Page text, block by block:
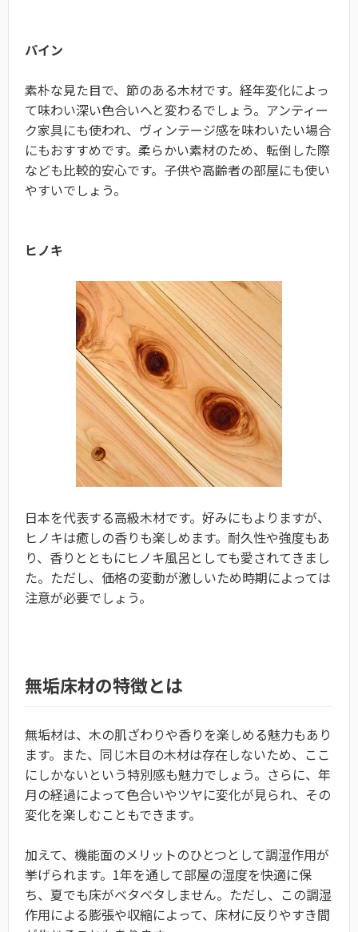
パイン
素朴な見た目で、節のある木材です。経年変化によっ
て味わい深い色合いへと変わるでしょう。アンティー
ク家具にも使われ、ヴィンテージ感を味わいたい場合
にもおすすめです。柔らかい素材のため、転倒した際
なども比較的安心です。子供や高齢者の部屋にも使い
やすいでしょう。
ヒノキ
日本を代表する高級木材です。好みにもよりますが、
ヒノキは癒しの香りも楽しめます。耐久性や強度もあ
り、香りとともにヒノキ風呂としても愛されてきまし
た。ただし、価格の変動が激しいため時期によっては
注意が必要でしょう。
無垢床材の特徴とは
無垢材は、木の肌ざわりや香りを楽しめる魅力もあり
ます。また、同じ木目の木材は存在しないため、ここ
にしかないという特別感も魅力でしょう。さらに、年
月の経過によって色合いやツヤに変化が見られ、その
変化を楽しむこともできます。
加えて、機能面のメリットのひとつとして調湿作用が
挙げられます。1年を通して部屋の湿度を快適に保
ち、夏でも床がベタベタしません。ただし、この調湿
作用による膨張や収縮によって、床材に反りやすき間